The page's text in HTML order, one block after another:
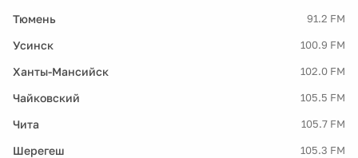
Тюмень 91.2 FM
Усинск 100.9 FM
Ханты-Мансийск 102.0 FM
Чайковский 105.5 FM
Чита 105.7 FM
Шерегеш 105.3 FM